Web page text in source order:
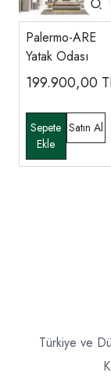
Palermo-ARE
Yatak Odası
199.900,00
Türkiye ve